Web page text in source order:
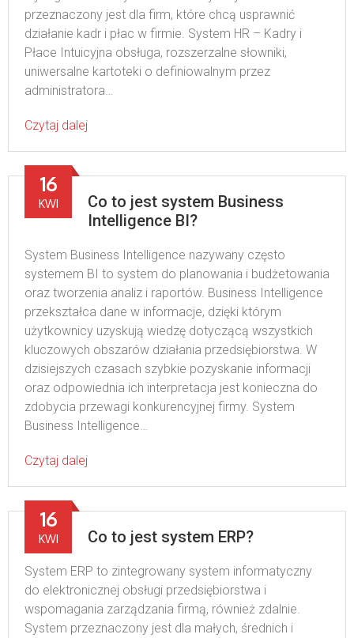
przeznaczony jest dla firm, które chcą usprawnić
działanie kadr i płac w firmie. System HR – Kadry i
Płace Intuicyjna obsługa, rozszerzalne słowniki,
uniwersalne kartoteki o definiowalnym przez
administratora…
Czytaj dalej
Co to jest system Business
Intelligence BI?
16
KWI
System Business Intelligence nazywany często
systemem BI to system do planowania i budżetowania
oraz tworzenia analiz i raportów. Business Intelligence
przekształca dane w informacje, dzięki którym
użytkownicy uzyskują wiedzę dotyczącą wszystkich
kluczowych obszarów działania przedsiębiorstwa. W
dzisiejszych czasach szybkie pozyskanie informacji
oraz odpowiednia ich interpretacja jest konieczna do
zdobycia przewagi konkurencyjnej firmy. System
Business Intelligence…
Czytaj dalej
Co to jest system ERP?
16
KWI
System ERP to zintegrowany system informatyczny
do elektronicznej obsługi przedsiębiorstwa i
wspomagania zarządzania firmą, również zdalnie.
System przeznaczony jest dla małych, średnich i